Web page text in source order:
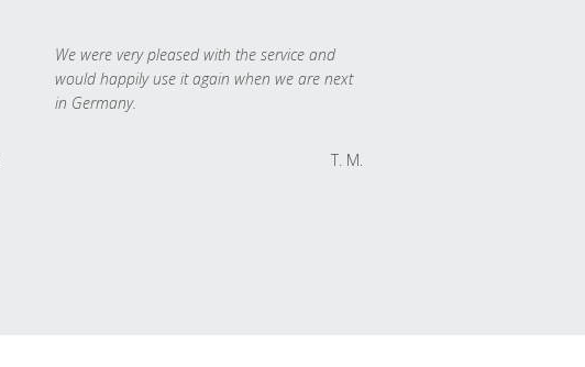
We were very pleased with the service and
would happily use it again when we are next
in Germany.
T. M.